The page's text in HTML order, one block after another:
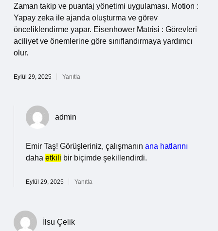
Zaman takip ve puantaj yönetimi uygulaması. Motion :
Yapay zeka ile ajanda oluşturma ve görev
önceliklendirme yapar. Eisenhower Matrisi : Görevleri
aciliyet ve önemlerine göre sınıflandırmaya yardımcı
olur.
Eylül 29, 2025 Yanıtla
admin
Emir Taş! Görüşleriniz, çalışmanın ana hatlarını
daha etkili bir biçimde şekillendirdi.
Eylül 29, 2025 Yanıtla
İlsu Çelik